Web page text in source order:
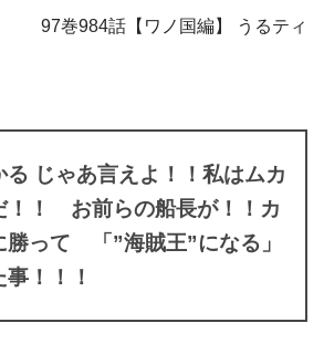
97巻984話【ワノ国編】 うるティ
る じゃあ言えよ！！私はムカ
！！ お前らの船長が！！カ
勝って 「”海賊王”になる」
！！！